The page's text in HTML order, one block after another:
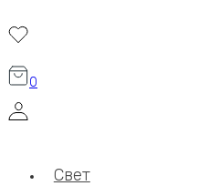
0
Свет